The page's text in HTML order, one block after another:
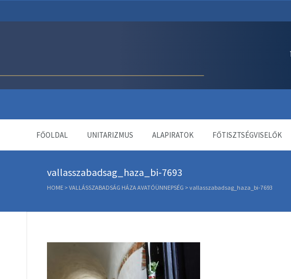
FŐOLDAL UNITARIZMUS ALAPIRATOK FŐTISZTSÉGVISELŐK
vallasszabadsag_haza_bi-7693
HOME > VALLÁSSZABADSÁG HÁZA AVATÓÜNNEPSÉG > vallasszabadsag_haza_bi-7693